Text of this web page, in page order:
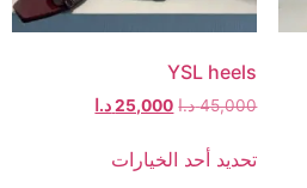
YSL heels
45,000 د.ا 25,000 د.ا
تحديد أحد الخيارات